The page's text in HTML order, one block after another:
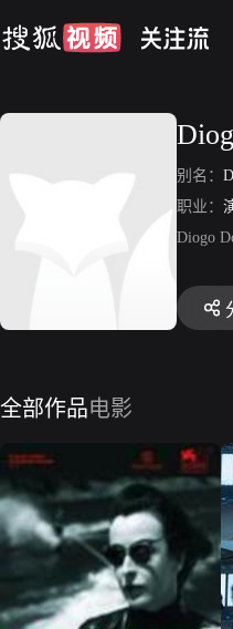
别名：
职业：
Diogo
全部作品电影